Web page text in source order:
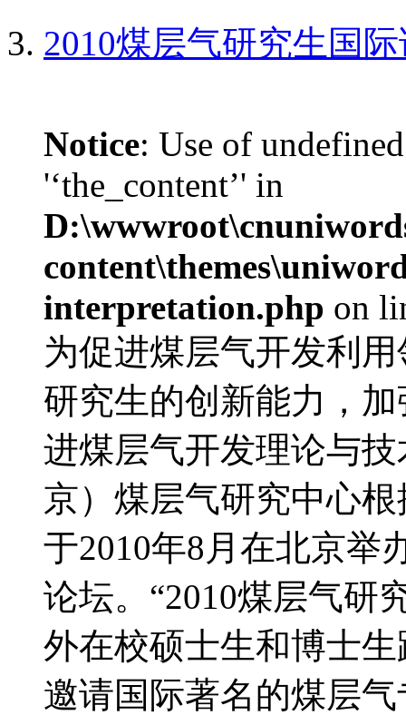
2010煤层气研究生国
Notice: Use of
'‘the_content’' in
interpretation.php on
为促进煤层气开发利
研究生的创新能力，
进煤层气开发理论与
京）煤层气研究中心
于2010年8月在北京举
论坛。“2010煤层气研
外在校硕士生和博士
邀请国际著名的煤层